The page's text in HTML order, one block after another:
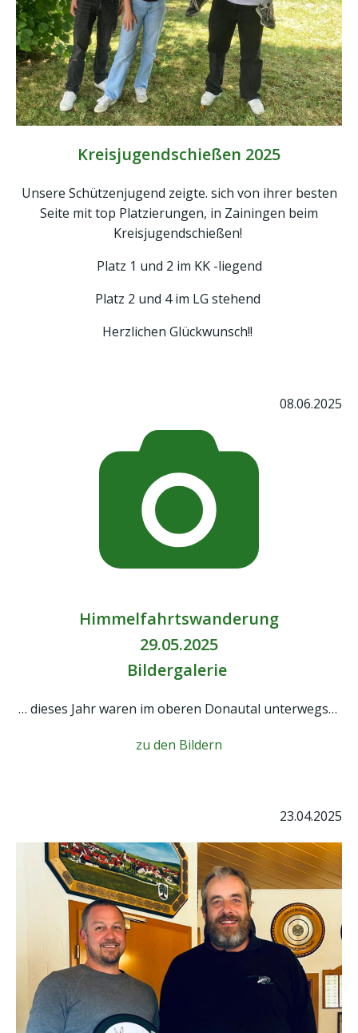
Kreisjugendschießen 2025
Unsere Schützenjugend zeigte. sich von ihrer besten
Seite mit top Platzierungen, in Zainingen beim
Kreisjugendschießen!
Platz 1 und 2 im KK -liegend
Platz 2 und 4 im LG stehend
Herzlichen Glückwunsch!!
08.06.2025
Himmelfahrtswanderung
29.05.2025
Bildergalerie
… dieses Jahr waren im oberen Donautal unterwegs…
zu den Bildern
23.04.2025